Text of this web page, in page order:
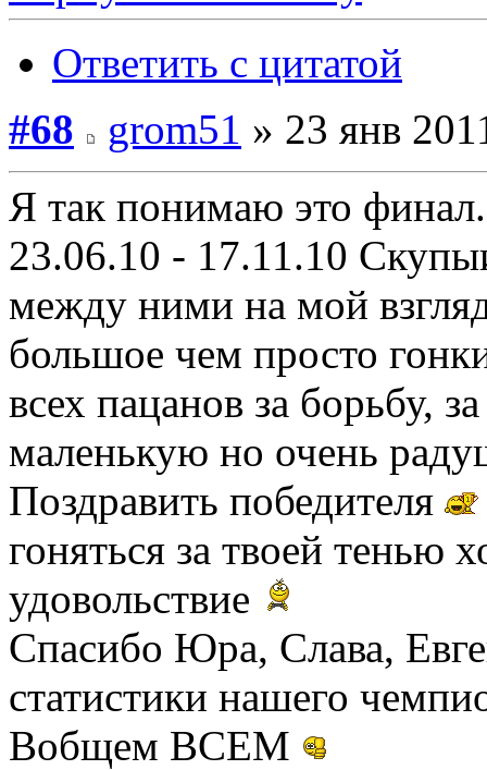
Ответить с цитатой
#68
grom51 » 23 янв
Я так понимаю это
23.06.10 - 17.11.10
между ними на мой
большое чем просто
всех пацанов за борьбу,
маленькую но очень
Поздравить победителя
гоняться за твоей тенью
удовольствие
Спасибо Юра, Слава,
статистики нашего
Вобщем ВСЕМ